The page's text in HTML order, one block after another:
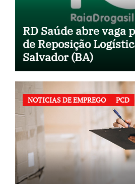
RD Saúde abre vaga
de Reposição
Salvador (BA)
NOTICIAS DE EMPREGO PCD